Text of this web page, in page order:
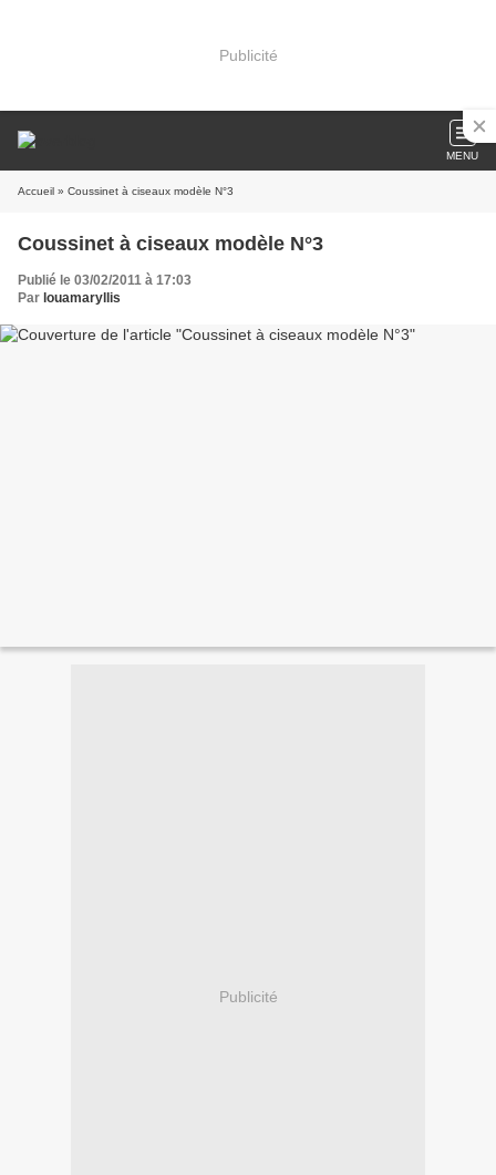
Publicité
MENU
Accueil » Coussinet à ciseaux modèle N°3
Coussinet à ciseaux modèle N°3
Publié le 03/02/2011 à 17:03
Par louamaryllis
Publicité